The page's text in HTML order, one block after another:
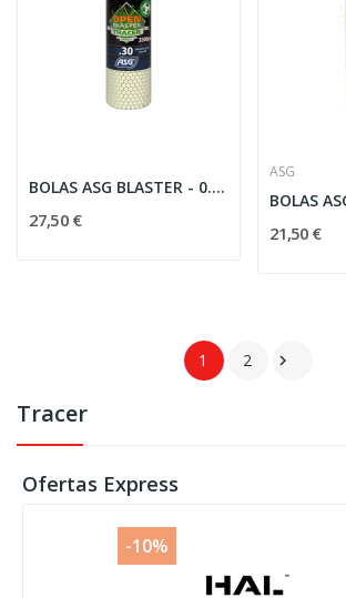
Tracer
Ofertas Express
-10%
BOLAS ASG BLASTER - 0.30G TRACER (VERDES)
27,50 €
ASG
21,50 €
1 2 